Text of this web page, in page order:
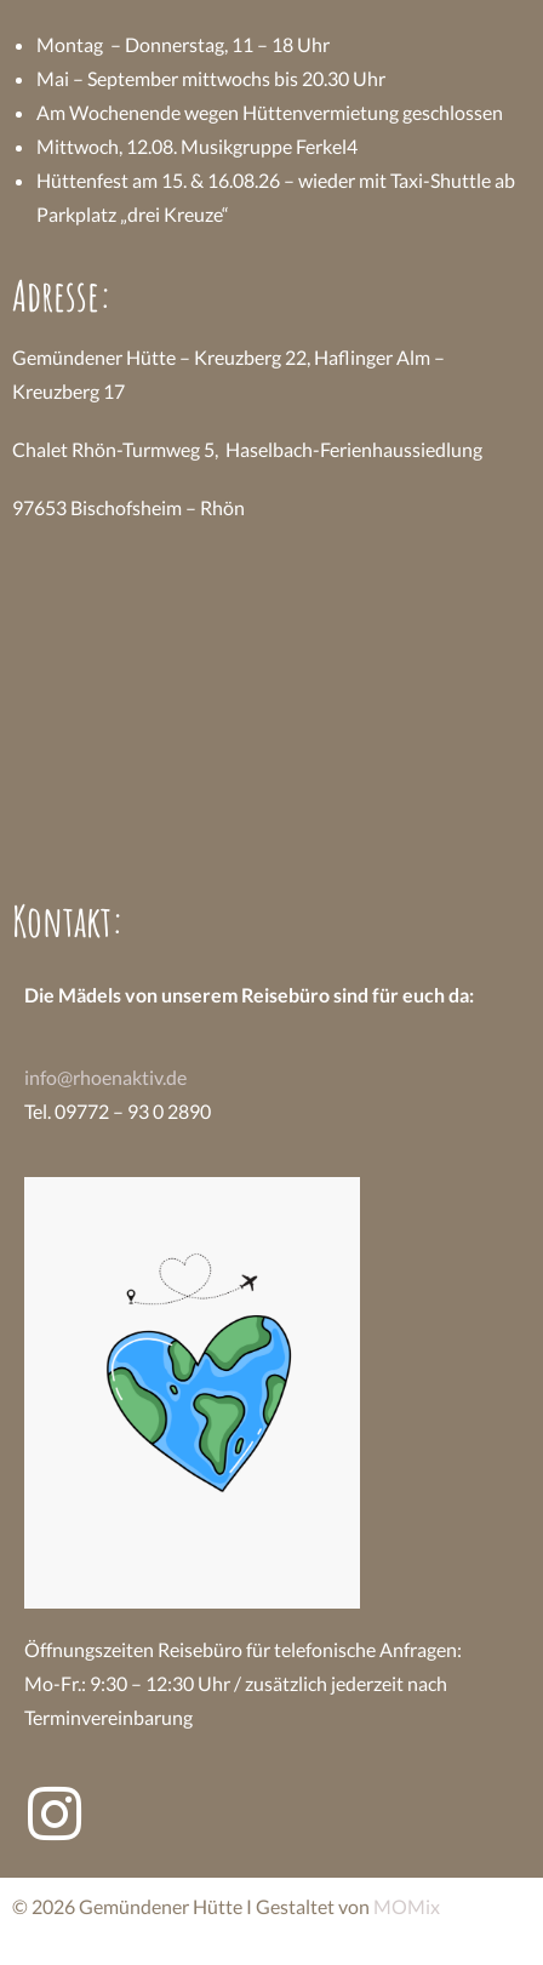
Montag – Donnerstag, 11 – 18 Uhr
Mai – September mittwochs bis 20.30 Uhr
Am Wochenende wegen Hüttenvermietung geschlossen
Mittwoch, 12.08. Musikgruppe Ferkel4
Hüttenfest am 15. & 16.08.26 – wieder mit Taxi-Shuttle ab
Parkplatz „drei Kreuze“
Adresse:
Gemündener Hütte – Kreuzberg 22, Haflinger Alm –
Kreuzberg 17
Chalet Rhön-Turmweg 5, Haselbach-Ferienhaussiedlung
97653 Bischofsheim – Rhön
Kontakt:
Die Mädels von unserem Reisebüro sind für euch da:
info@rhoenaktiv.de
Tel. 09772 – 93 0 2890
Öffnungszeiten Reisebürofür telefonische Anfragen:
Mo-Fr.: 9:30 – 12:30 Uhr / zusätzlich jederzeit nach
Terminvereinbarung
© 2026 Gemündener Hütte I Gestaltet von MOMix